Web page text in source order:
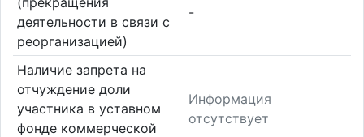
деятельности в связи с
реорганизацией)
-
Наличие запрета на
отчуждение доли
участника в уставном
фонде коммерческой
Информация
отсутствует